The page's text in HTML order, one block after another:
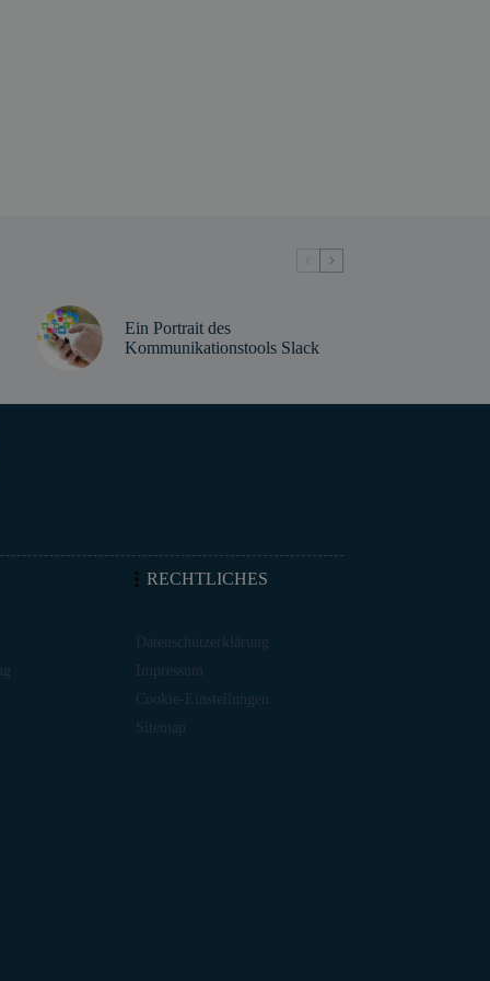
Ein Portrait des
Kommunikationstools Slack
RECHTLICHES
Datenschutzerklärung
Impressum
Cookie-Einstellungen
Sitemap